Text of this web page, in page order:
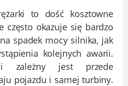
to dość kosztowne
często okazuje się bardzo
spadek mocy silnika, jak
kolejnych awarii.
zależny jest przede
pojazdu i samej turbiny.